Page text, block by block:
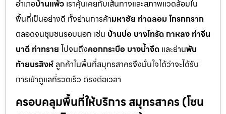
อำเภอบ้านแพ้ว เราคุ้นเคยกับเส้นทางและสภาพแวดล้อมใน
พื้นที่เป็นอย่างดี ทั้งย่านการค้ามหาชัย ท่าฉลอม โกรกกราก
ตลอดจนชุมชนรอบนอก เช่น บ้านบ่อ บางโทรัด กาหลง ท่าจีน
นาดี ท่าทราย ไปจนถึงคอกกระบือ บางน้ำจืด และย่านพัน
ท้ายนรสิงห์ ลูกค้าในพื้นที่สมุทรสาครจึงมั่นใจได้ว่าจะได้รับ
การเข้าดูแลที่รวดเร็ว ตรงต่อเวลา
ครอบคลุมพื้นที่ให้บริการ สมุทรสาคร (โซน